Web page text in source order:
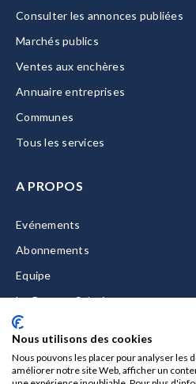
Consulter les annonces publiées
Marchés publics
Ventes aux enchères
Annuaire entreprises
Communes
Tous les services
A PROPOS
Evénements
Abonnements
Equipe
La Gazette Solutions
Nous contacter
Nous utilisons des cookies
Nous pouvons les placer pour analyser les
améliorer notre site Web, afficher un